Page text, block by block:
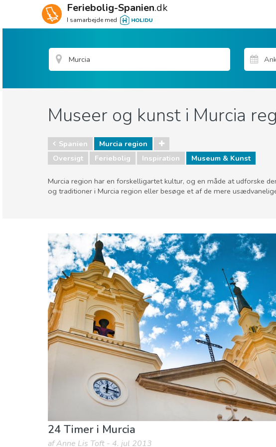
Feriebolig-Spanien.dk
I samarbejde med
Museer og kunst i Murcia
Spanien
Murcia region
Oversigt
Feriebolig Inspiration Museum & Kunst
Murcia region har en forskelligartet kultur, og en måde at udforske
og traditioner i Murcia region eller besøge et af de mere
Museum & Kunst
24 Timer i Murcia
af Anne Lis Toft - 4. jul 2013